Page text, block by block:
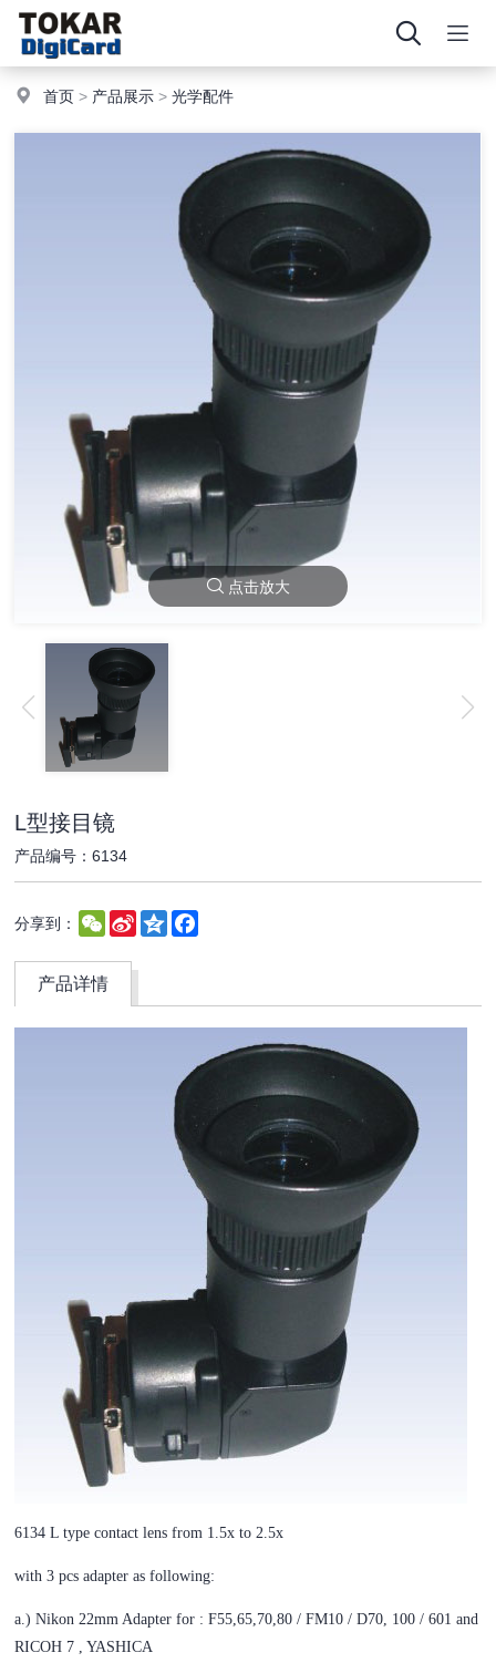
首页 > 产品展示 >光学配件
点击放大
L型接目镜
产品编号：6134
分享到： WeChat
Sina
Weibo
Qzone
产品详情
6134 L type contact lens from 1.5x to 2.5x
with 3 pcs adapter as following:
a.) Nikon 22mm Adapter for : F55,65,70,80 / FM10 / D70, 100 / 601 and
RICOH 7 , YASHICA